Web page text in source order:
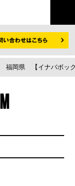
福岡県 【イナバボッ